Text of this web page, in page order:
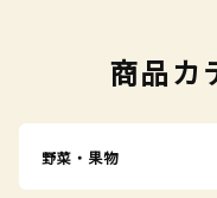
商品カ
野菜・果物